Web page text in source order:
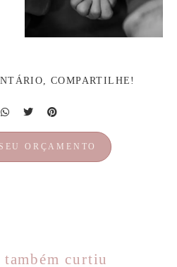
COMPARTILHE!
ORÇAMENTO
curtiu